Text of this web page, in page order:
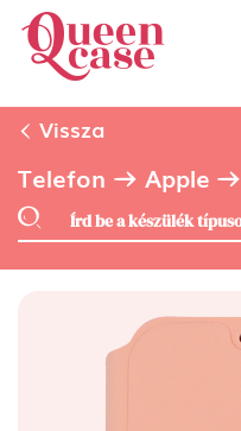
Vissza
Telefon Apple